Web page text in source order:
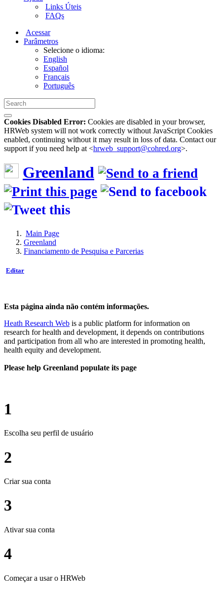
Links Úteis
FAQs
Acessar
Parâmetros
Selecione o idioma:
English
Español
Français
Português
Cookies Disabled Error: Cookies are disabled in your browser,
HRWeb system will not work correctly without JavaScript Cookies
enabled, continuing without it may result in loss of data. Contact our
support if you need help at <hrweb_support@cohred.org>.
Greenland
Main Page
Greenland
Financiamento de Pesquisa e Parcerias
Editar
Esta página ainda não contém informações.
Heath Research Web is a public platform for information on
research for health and development, it depends on contributions
and participation from all who are interested in promoting health,
health equity and development.
Please help Greenland populate its page
1
Escolha seu perfil de usuário
2
Criar sua conta
3
Ativar sua conta
4
Começar a usar o HRWeb